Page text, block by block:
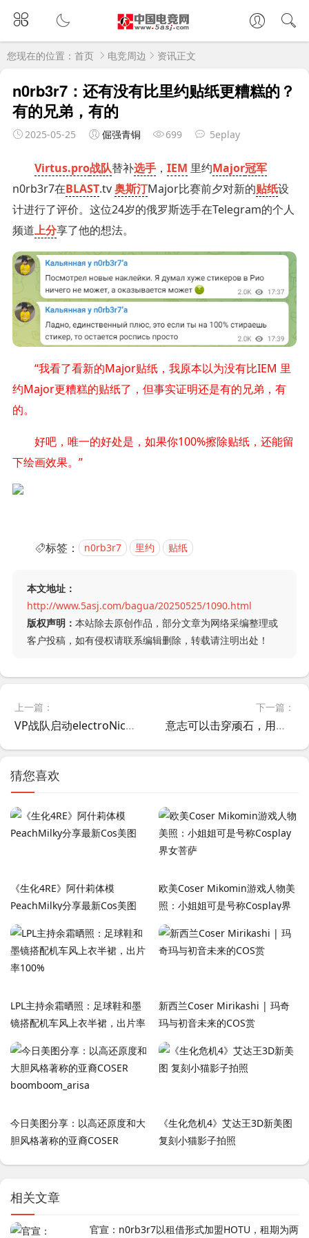
您现在的位置： 首页 电竞周边 资讯正文
n0rb3r7：还有没有比里约贴纸更糟糕的？
有的兄弟，有的
2025-05-25 倔强青铜 699 5eplay
Virtus.pro战队替补选手， IEM 里约Major冠军
n0rb3r7在BLAST.tv奥斯汀Major比赛前夕对新的贴纸设
计进行了评价。这位24岁的俄罗斯选手在Telegram的个人
频道上分享了他的想法。
“我看了看新的Major贴纸，我原本以为没有比IEM 里
约Major更糟糕的贴纸了，但事实证明还是有的兄弟，有
的。
好吧，唯一的好处是，如果你100%擦除贴纸，还能留
下绘画效果。”
标签： n0rb3r7 里约 贴纸
本文地址：
http://www.5asj.com/bagua/20250525/1090.html
版权声明： 本站除去原创作品，部分文章为网络采编整理或
客户投稿，如有侵权请联系编辑删除，转载请注明出处！
上一篇：
VP战队启动electroNic替补方案？爆料人harumi曝两名独联体指挥候选人浮出水面
下一篇：
意志可以击穿顽石，用一只手打CS的勇者Michael的故事
猜您喜欢
《生化4RE》阿什莉体模
PeachMilky分享最新Cos美图
欧美Coser Mikomin游戏人物美
照：小姐姐可是号称Cosplay界
女菩萨
LPL主持余霜晒照：足球鞋和墨
镜搭配机车风上衣半裙，出片率
100%
新西兰Coser Mirikashi | 玛奇
玛与初音未来的COS赏
今日美图分享：以高还原度和大
胆风格著称的亚裔COSER
《生化危机4》艾达王3D新美图
复刻小猫影子拍照
相关文章
官宣：n0rb3r7以租借形式加盟HOTU，租期为两